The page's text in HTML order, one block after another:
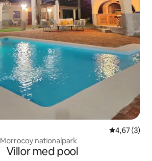
4,67 av 5 i
4,67 (3)
privat egendom Morrocoy nationalpark
Villor med pool